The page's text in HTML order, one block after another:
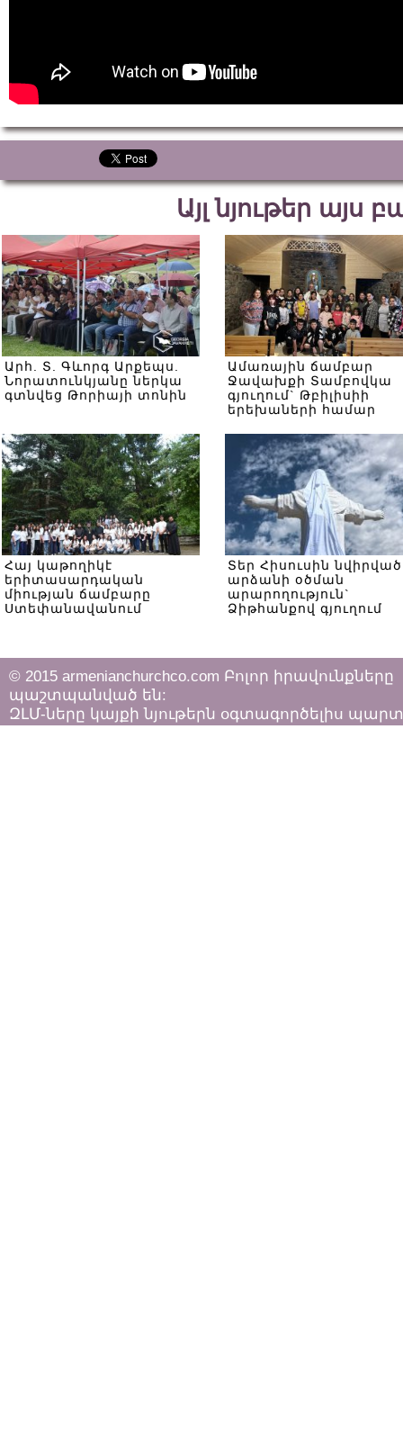
Այլ նյութեր այս
Արհ. Տ. Գևորգ Արքեպս.
Նորատունկյանը ներկա
գտնվեց Թորիայի տոնին
Ամառային ճամբար
Ջավախքի Տամբովկա
գյուղում` Թբիլիսիի
երեխաների համար
Հայ կաթողիկէ
երիտասարդական
միության ճամբարը
Ստեփանավանում
Տեր Հիսուսին նվիրված
արձանի օծման
արարողություն`
Ձիթհանքով գյուղում
© 2015 armenianchurchco.com Բոլոր իրավունքները
պաշտպանված են:
ԶԼՄ-ները կայքի նյութերն օգտագործելիս